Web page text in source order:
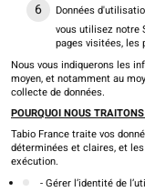
Données
vous utilisez notre
pages visitées, les
Nous vous indiquerons les
moyen, et notamment au
collecte de données.
POURQUOI NOUS
Tabio France traite vos
déterminées et claires, et
exécution.
- Gérer l’identité de